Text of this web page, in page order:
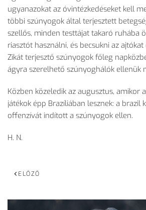
ugyanazokat az óvintézkedéseket kell
többi szúnyogok által terjesztett
szellős, minden testtájat takaró ruhába
riasztót használni, és becsukni az ajtókat
Zikát terjesztő szúnyogok főleg
ágyra szerelhető szúnyoghálók ellenük
Közben közeledik az augusztus, amikor
játékok épp Brazíliában lesznek: a brazil
offenzívát indított a szúnyogok ellen.
H. N.
ELŐZŐ